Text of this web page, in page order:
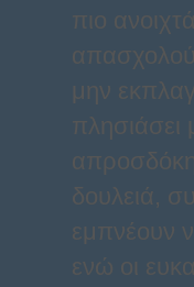
πιο
μην
πλησιάσει
δουλειά,
εμπνέουν
ενώ οι